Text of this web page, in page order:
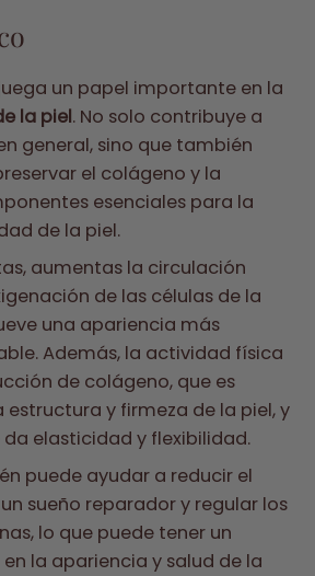
un papel importante en la
la piel. No solo contribuye a
general, sino que también
el colágeno y la
esenciales para la
de la piel.
aumentas la circulación
de las células de la
una apariencia más
Además, la actividad física
de colágeno, que es
estructura y firmeza de la piel, y
da elasticidad y flexibilidad.
puede ayudar a reducir el
sueño reparador y regular los
lo que puede tener un
la apariencia y salud de la